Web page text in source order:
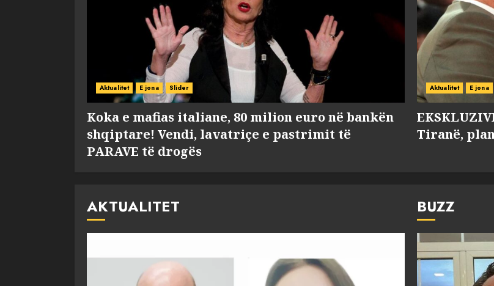
Aktualitet E jona Slider
Koka e mafias italiane, 80 milion euro në bankën
shqiptare! Vendi, lavatriçe e pastrimit të
PARAVE të drogës
Aktualitet E jona
Tiranë,
AKTUALITET BUZZ